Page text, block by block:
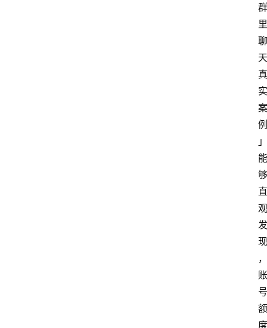
群
里
聊
天
真
实
案
例
」
能
够
直
观
发
现
，
账
号
额
度